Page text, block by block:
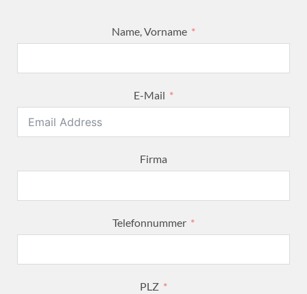
Name, Vorname
E-Mail
Firma
Telefonnummer
PLZ